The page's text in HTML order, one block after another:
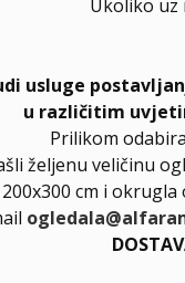
Ukoliko uz
usluge
u različitim
Prilikom
željenu veličinu
cm i